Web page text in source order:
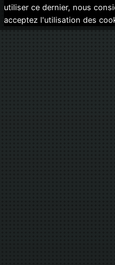
utiliser ce dernier, nous
acceptez l'utilisation des